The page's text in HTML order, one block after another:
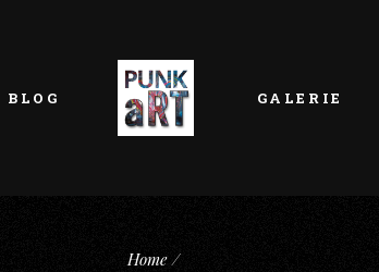
BLOG GALERIE
Home